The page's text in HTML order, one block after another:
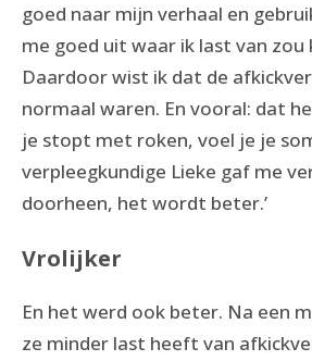
goed naar mijn verhaal en
me goed uit waar ik last van
Daardoor wist ik dat de
normaal waren. En vooral: dat
je stopt met roken, voel je je
verpleegkundige Lieke gaf me
doorheen, het wordt beter.’
Vrolijker
En het werd ook beter. Na een
ze minder last heeft van